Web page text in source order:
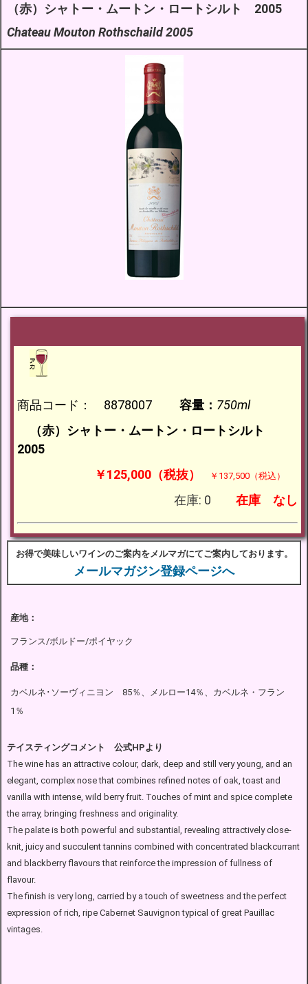
（赤） シャトー・ムートン・ロートシルト 2005
Chateau Mouton Rothschaild 2005
商品コード： 8878007 容量： 750ml
（赤）シャトー・ムートン・ロートシルト
2005
￥125,000（税抜）
￥137,500（税込）
在庫: 0 在庫 なし
お得で美味しいワインのご案内をメルマガにてご案内しております。
メールマガジン登録ページへ
産地：
フランス/ボルドー/ポイヤック
品種：
カベルネ･ソーヴィニヨン 85％、メルロー14％、カベルネ・フラン
1％
テイスティングコメント 公式HPより
The wine has an attractive colour, dark, deep and still very young, and an
elegant, complex nose that combines refined notes of oak, toast and
vanilla with intense, wild berry fruit. Touches of mint and spice complete
the array, bringing freshness and originality.
The palate is both powerful and substantial, revealing attractively close-
knit, juicy and succulent tannins combined with concentrated blackcurrant
and blackberry flavours that reinforce the impression of fullness of
flavour.
The finish is very long, carried by a touch of sweetness and the perfect
expression of rich, ripe Cabernet Sauvignon typical of great Pauillac
vintages.